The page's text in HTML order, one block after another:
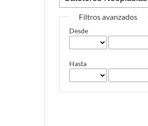
Filtros avanzados
Desde
Hasta